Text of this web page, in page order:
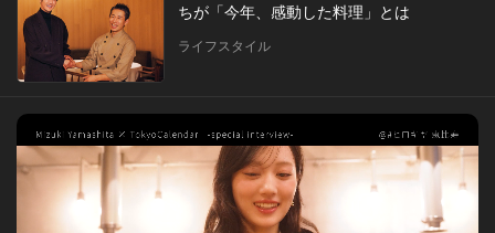
ちが「今年、感動した料理」とは
ライフスタイル